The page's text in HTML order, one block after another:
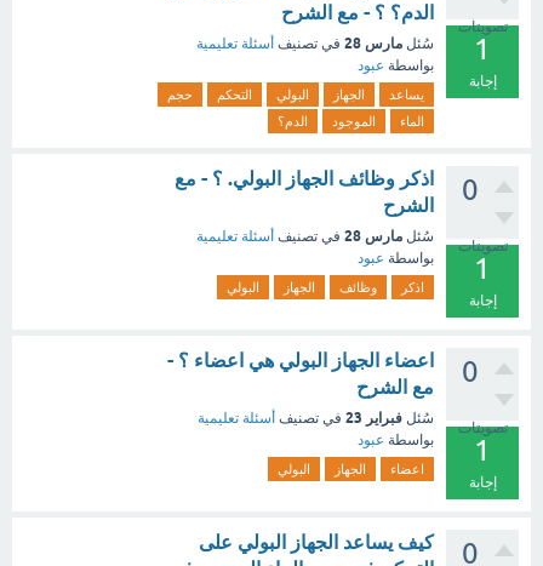
تصويتات
1
إجابة
الدم؟ ؟ - مع الشرح
سُئل مارس 28 في تصنيف أسئلة تعليمية
بواسطة عبود
يساعد الجهاز البولي التحكم
حجم
الماء
الموجود الدم؟
0
تصويتات
1
إجابة
اذكر وظائف الجهاز البولي. ؟ - مع
الشرح
سُئل مارس 28 في تصنيف أسئلة تعليمية
بواسطة عبود
اذكر وظائف الجهاز البولي
0
تصويتات
1
إجابة
اعضاء الجهاز البولي هي اعضاء ؟ -
مع الشرح
سُئل فبراير 23 في تصنيف أسئلة تعليمية
بواسطة عبود
اعضاء الجهاز البولي
0
كيف يساعد الجهاز البولي على